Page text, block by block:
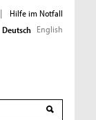
|
Hilfe im Notfall
Deutsch English